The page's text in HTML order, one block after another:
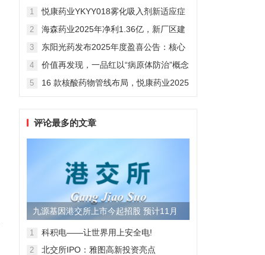
制剂全球化迈出关键一步
1
悦康药业YKYY018雾化吸入剂新适应症
感染防治
2
海森药业2025年净利1.36亿，新厂区建
3
东阳光药发布2025年度盈喜公告：核心
维度
4
价值再发现，一品红以“病原体防治”概念
5
16 款核酸药物管线布局，悦康药业2025
评论最多的文章
九源基因港交所上市今起招股 预计11月
28日上市
1 科积电——让世界用上安全电!
2 北交所IPO：雅图高新投资亮点